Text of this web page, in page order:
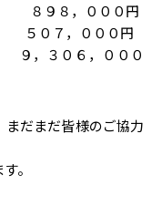
８９８，０００円
５０７，０００円
６，０００
まだまだ皆様のご協力
。